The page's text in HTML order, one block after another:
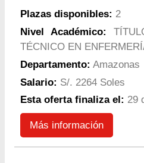
Plazas disponibles: 2
Nivel Académico:
TÉCNICO EN
Departamento: Amazonas
Salario: S/. 2264 Soles
Esta oferta finaliza el: 29
Más información